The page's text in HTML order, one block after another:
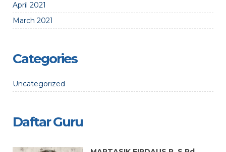
April 2021
March 2021
Categories
Uncategorized
Daftar Guru